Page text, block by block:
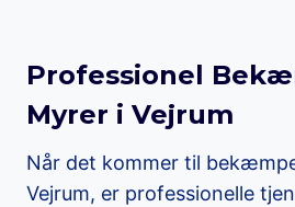
Professionel
Myrer i Vejrum
Når det kommer til
Vejrum, er professionelle